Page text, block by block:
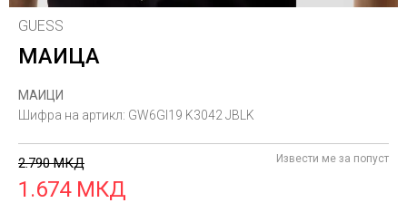
GUESS
МАИЦА
МАИЦИ
Шифра на артикл: GW6GI19 K3042 JBLK
2.790 МКД
1.674 МКД
Извести ме за попуст